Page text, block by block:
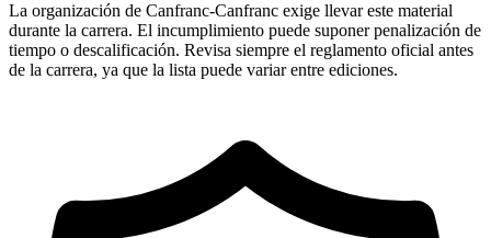
La organización de Canfranc-Canfranc exige llevar este material
durante la carrera. El incumplimiento puede suponer penalización de
tiempo o descalificación. Revisa siempre el reglamento oficial antes
de la carrera, ya que la lista puede variar entre ediciones.